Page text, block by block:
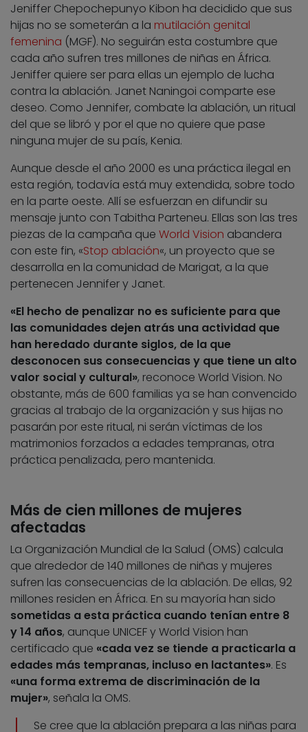
Jeniffer Chepochepunyo Kibon ha decidido que sus
hijas no se someterán a la mutilación genital
femenina (MGF). No seguirán esta costumbre que
cada año sufren tres millones de niñas en África.
Jeniffer quiere ser para ellas un ejemplo de lucha
contra la ablación. Janet Naningoi comparte ese
deseo. Como Jennifer, combate la ablación, un ritual
del que se libró y por el que no quiere que pase
ninguna mujer de su país, Kenia.
Aunque desde el año 2000 es una práctica ilegal en
esta región, todavía está muy extendida, sobre todo
en la parte oeste. Allí se esfuerzan en difundir su
mensaje junto con Tabitha Parteneu. Ellas son las tres
piezas de la campaña que World Vision abandera
con este fin, «Stop ablación«, un proyecto que se
desarrolla en la comunidad de Marigat, a la que
pertenecen Jennifer y Janet.
«El hecho de penalizar no es suficiente para que
las comunidades dejen atrás una actividad que
han heredado durante siglos, de la que
desconocen sus consecuencias y que tiene un alto
valor social y cultural», reconoce World Vision. No
obstante, más de 600 familias ya se han convencido
gracias al trabajo de la organización y sus hijas no
pasarán por este ritual, ni serán víctimas de los
matrimonios forzados a edades tempranas, otra
práctica penalizada, pero mantenida.
Más de cien millones de mujeres
afectadas
La Organización Mundial de la Salud (OMS) calcula
que alrededor de 140 millones de niñas y mujeres
sufren las consecuencias de la ablación. De ellas, 92
millones residen en África. En su mayoría han sido
sometidas a esta práctica cuando tenían entre 8
y 14 años, aunque UNICEF y World Vision han
certificado que «cada vez se tiende a practicarla a
edades más tempranas, incluso en lactantes». Es
«una forma extrema de discriminación de la
mujer», señala la OMS.
Se cree que la ablación prepara a las niñas para